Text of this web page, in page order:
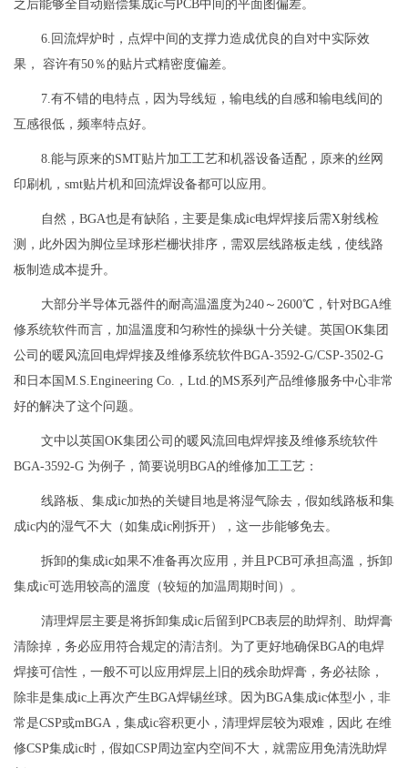
之后能够全自动赔偿集成ic与PCB中间的平面图偏差。
6.回流焊炉时，点焊中间的支撑力造成优良的自对中实际效
果， 容许有50％的贴片式精密度偏差。
7.有不错的电特点，因为导线短，输电线的自感和输电线间的
互感很低，频率特点好。
8.能与原来的SMT贴片加工工艺和机器设备适配，原来的丝网
印刷机，smt贴片机和回流焊设备都可以应用。
自然，BGA也是有缺陷，主要是集成ic电焊焊接后需X射线检
测，此外因为脚位呈球形栏栅状排序，需双层线路板走线，使线路
板制造成本提升。
大部分半导体元器件的耐高温溫度为240～2600℃，针对BGA维
修系统软件而言，加温溫度和匀称性的操纵十分关键。英国OK集团
公司的暖风流回电焊焊接及维修系统软件BGA-3592-G/CSP-3502-G
和日本国M.S.Engineering Co.，Ltd.的MS系列产品维修服务中心非常
好的解决了这个问题。
文中以英国OK集团公司的暖风流回电焊焊接及维修系统软件
BGA-3592-G 为例子，简要说明BGA的维修加工工艺：
线路板、集成ic加热的关键目地是将湿气除去，假如线路板和集
成ic内的湿气不大（如集成ic刚拆开），这一步能够免去。
拆卸的集成ic如果不准备再次应用，并且PCB可承担高溫，拆卸
集成ic可选用较高的溫度（较短的加温周期时间）。
清理焊层主要是将拆卸集成ic后留到PCB表层的助焊剂、助焊膏
清除掉，务必应用符合规定的清洁剂。为了更好地确保BGA的电焊
焊接可信性，一般不可以应用焊层上旧的残余助焊膏，务必祛除，
除非是集成ic上再次产生BGA焊锡丝球。因为BGA集成ic体型小，非
常是CSP或mBGA，集成ic容积更小，清理焊层较为艰难，因此 在维
修CSP集成ic时，假如CSP周边室内空间不大，就需应用免清洗助焊